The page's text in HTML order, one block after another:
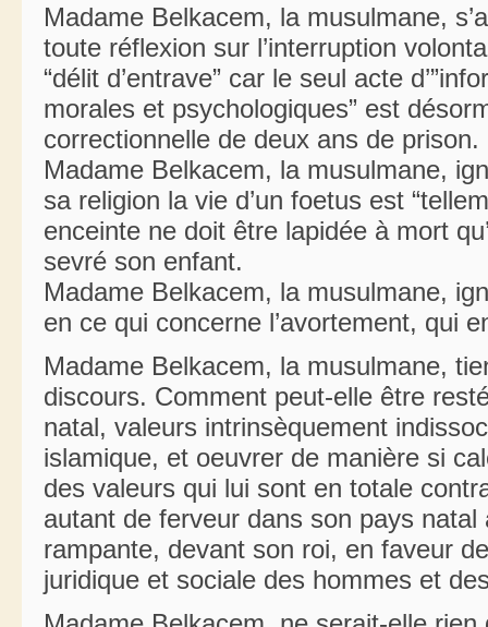
Madame Belkacem, la musulmane,
toute réflexion sur l’interruption
“délit d’entrave” car le seul acte
morales et psychologiques” est
correctionnelle de deux ans de prison.
Madame Belkacem, la musulmane,
sa religion la vie d’un foetus est
enceinte ne doit être lapidée à mort
sevré son enfant.
Madame Belkacem, la musulmane,
en ce qui concerne l’avortement, qui
Madame Belkacem, la musulmane,
discours. Comment peut-elle être
natal, valeurs intrinsèquement
islamique, et oeuvrer de manière si
des valeurs qui lui sont en totale
autant de ferveur dans son pays
rampante, devant son roi, en faveur
juridique et sociale des hommes et